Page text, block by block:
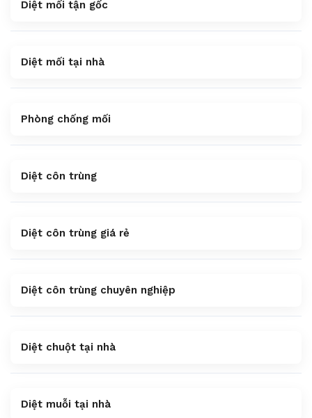
Diệt mối tận gốc
Diệt mối tại nhà
Phòng chống mối
Diệt côn trùng
Diệt côn trùng giá rẻ
Diệt côn trùng chuyên nghiệp
Diệt chuột tại nhà
Diệt muỗi tại nhà